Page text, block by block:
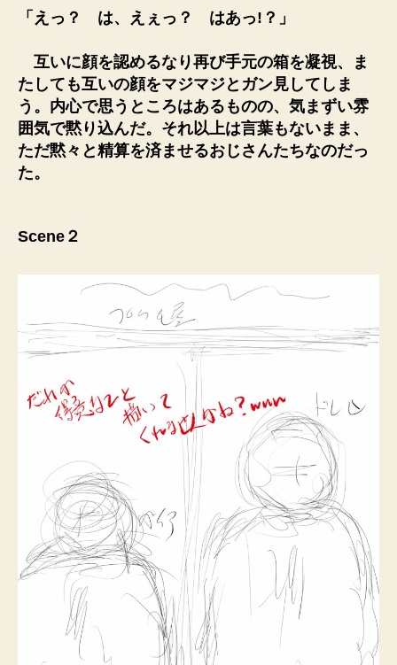
「えっ？ は、えぇっ？ はあっ!？」
互いに顔を認めるなり再び手元の箱を凝視、ま
たしても互いの顔をマジマジとガン見してしま
う。内心で思うところはあるものの、気まずい雰
囲気で黙り込んだ。それ以上は言葉もないまま、
ただ黙々と精算を済ませるおじさんたちなのだっ
た。
Scene２